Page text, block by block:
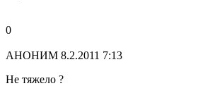
0
АНОНИМ 8.2.2011 7:13
Не тяжело ?